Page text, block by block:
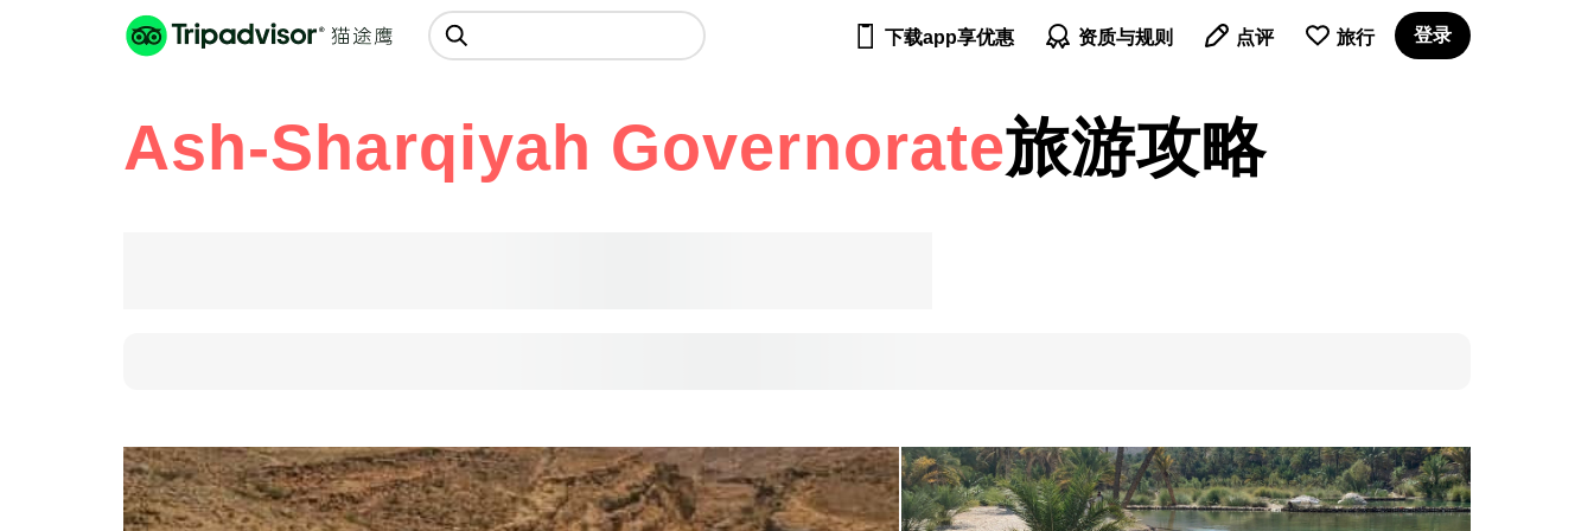
猫途鹰:景点、酒店、美食十亿条
点评
 下载app享优惠  资质与规则 点评 旅行 登录
Ash-Sharqiyah Governorate旅游攻略